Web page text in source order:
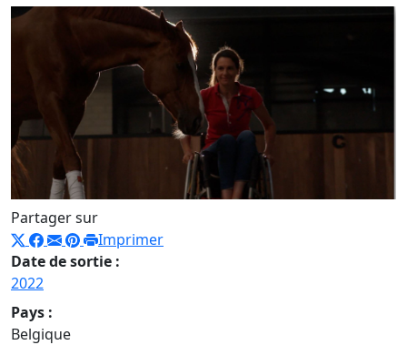
Partager sur
Imprimer
Date de sortie :
2022
Pays :
Belgique